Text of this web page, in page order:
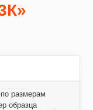
размерам
образца